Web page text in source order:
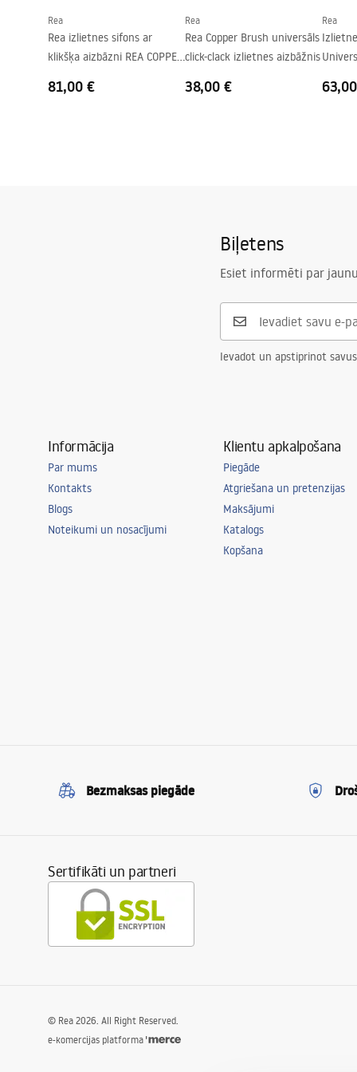
Pārplūdes caurums
Rea
Rea izlietnes sifons ar
klikšķa aizbāzni REA COPPER
81,00 €
Rea
Rea Copper Brush universāls
click-clack izlietnes aizbāžnis
38,00 €
Rea
Biļetens
Esiet informēti par
Ievadot un apstiprinot
Informācija
Par mums
Kontakts
Blogs
Noteikumi un nosacījumi
Klientu apkalpošana
Piegāde
Atgriešana un pretenzijas
Maksājumi
Katalogs
Kopšana
Bezmaksas piegāde
Sertifikāti un partneri
© Rea 2026. All Right Reserved.
e-komercijas platforma